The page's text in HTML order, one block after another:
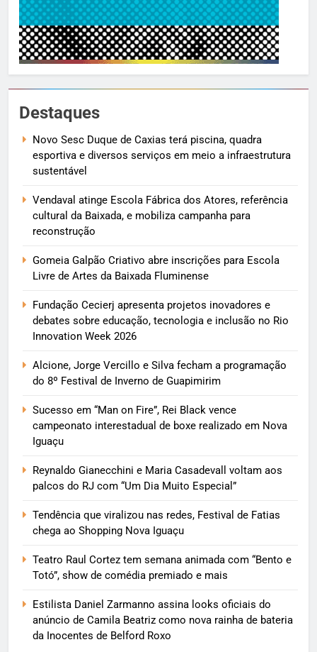
Destaques
Novo Sesc Duque de Caxias terá piscina, quadra
esportiva e diversos serviços em meio a infraestrutura
sustentável
Vendaval atinge Escola Fábrica dos Atores, referência
cultural da Baixada, e mobiliza campanha para
reconstrução
Gomeia Galpão Criativo abre inscrições para Escola
Livre de Artes da Baixada Fluminense
Fundação Cecierj apresenta projetos inovadores e
debates sobre educação, tecnologia e inclusão no Rio
Innovation Week 2026
Alcione, Jorge Vercillo e Silva fecham a programação
do 8º Festival de Inverno de Guapimirim
Sucesso em “Man on Fire”, Rei Black vence
campeonato interestadual de boxe realizado em Nova
Iguaçu
Reynaldo Gianecchini e Maria Casadevall voltam aos
palcos do RJ com “Um Dia Muito Especial”
Tendência que viralizou nas redes, Festival de Fatias
chega ao Shopping Nova Iguaçu
Teatro Raul Cortez tem semana animada com “Bento e
Totó”, show de comédia premiado e mais
Estilista Daniel Zarmanno assina looks oficiais do
anúncio de Camila Beatriz como nova rainha de bateria
da Inocentes de Belford Roxo